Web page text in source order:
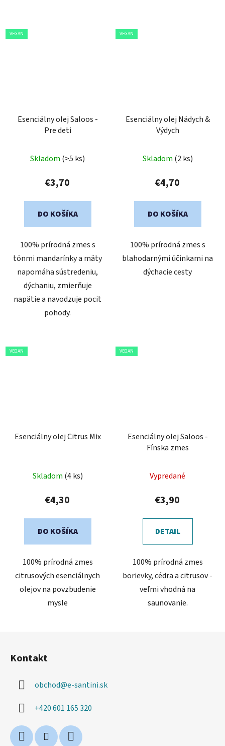
VEGAN
Esenciálny olej Saloos -
Pre deti
hodnotenie
produktu
je
5,0
z
hviezdičiek.
Skladom (>5 ks)
€3,70
DO KOŠÍKA
100% prírodná zmes s
tónmi mandarínky a mäty
napomáha sústredeniu,
dýchaniu, zmierňuje
napätie a navodzuje pocit
pohody.
VEGAN
Esenciálny olej Nádych &
Výdych
Skladom (2 ks)
€4,70
DO KOŠÍKA
100% prírodná zmes s
blahodarnými účinkami na
dýchacie cesty
VEGAN
Esenciálny olej Citrus Mix
Skladom (4 ks)
€4,30
DO KOŠÍKA
100% prírodná zmes
citrusových esenciálnych
olejov na povzbudenie
mysle
VEGAN
Esenciálny olej Saloos -
Fínska zmes
Vypredané
€3,90
DETAIL
100% prírodná zmes
borievky, cédra a citrusov -
veľmi vhodná na
saunovanie.
Kontakt
obchod@e-santini.sk
+420 601 165 320